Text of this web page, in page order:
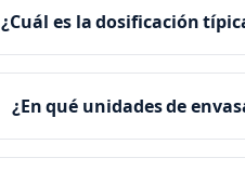
¿Cuál es la dosificación
¿En qué unidades de